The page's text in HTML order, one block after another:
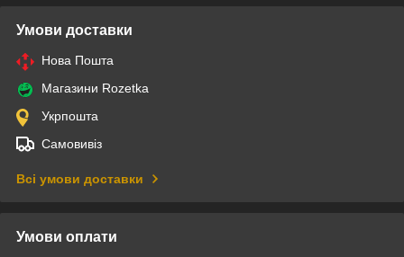
Умови доставки
Нова Пошта
Магазини Rozetka
Укрпошта
Самовивіз
Всі умови доставки
Умови оплати